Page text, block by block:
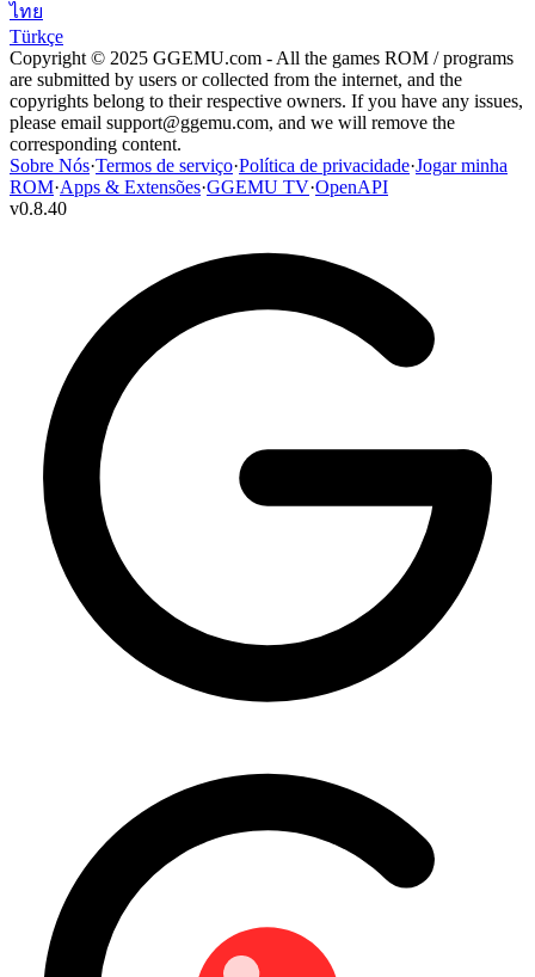
ไทย
Türkçe
Copyright © 2025 GGEMU.com - All the games ROM / programs
are submitted by users or collected from the internet, and the
copyrights belong to their respective owners. If you have any issues,
please email support@ggemu.com, and we will remove the
corresponding content.
Sobre Nós·Termos de serviço·Política de privacidade·Jogar minha
ROM·Apps & Extensões·GGEMU TV·OpenAPI
v0.8.40